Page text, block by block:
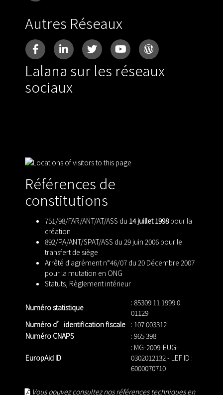
Autres Réseaux
Lalana sur les réseaux
sociaux
Références de
constitutions
751/98/FAR/ANT/AT/ASS du 14 juillet 1998pour la
création
892/PA/ANT/SPAT/ASS du 29 juin 2006 pour le
transfert de siège
Arrêté d'agrément n°46/07 du 20 Décembre 2007
pour la mutation en ONG
Statuts Règlement intérieur
Numéro statistique
: 85309 11 1999 0
01129
Numéro d’identification fiscale : 107 003312
Numéro CNAPS
: 965 398
EuropAid ID
: MG-2009-EUG-
0302012132 - LEF ID :
6000070710
Vous pouvez consultez nos références techniques en